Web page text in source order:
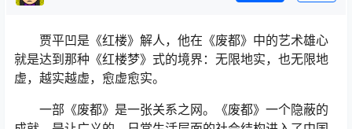
贾平凹是《红楼》解人，他在《废都》中的艺术雄心
就是达到那种《红楼梦》式的境界：无限地实，也无限地
虚，越实越虚，愈虚愈实。
一部《废都》是一张关系之网。《废都》一个隐蔽的